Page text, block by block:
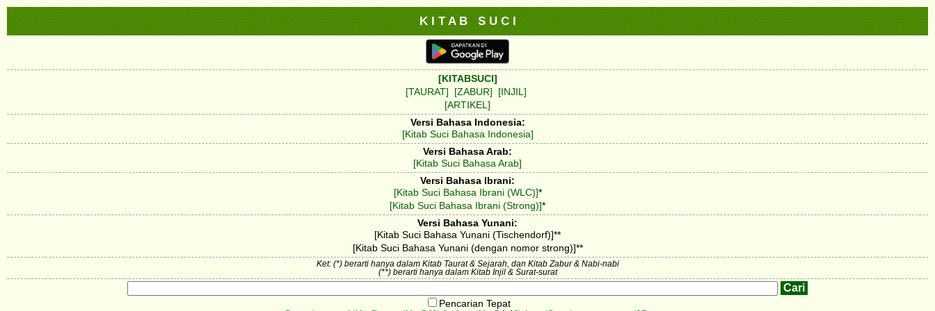
K I T A B S U C I
[KITABSUCI]
[TAURAT]
[ZABUR]
[INJIL]
[ARTIKEL]
Versi Bahasa Indonesia:
[Kitab Suci Bahasa Indonesia]
Versi Bahasa Arab:
[Kitab Suci Bahasa Arab]
Versi Bahasa Ibrani:
[Kitab Suci Bahasa Ibrani (WLC)]*
[Kitab Suci Bahasa Ibrani (Strong)]*
Versi Bahasa Yunani:
[Kitab Suci Bahasa Yunani (Tischendorf)]**
[Kitab Suci Bahasa Yunani (dengan nomor strong)]**
Ket: (*) berarti hanya dalam Kitab Taurat & Sejarah, dan Kitab Zabur & Nabi-nabi
(**) berarti hanya dalam Kitab Injil & Surat-surat
Pencarian Tepat